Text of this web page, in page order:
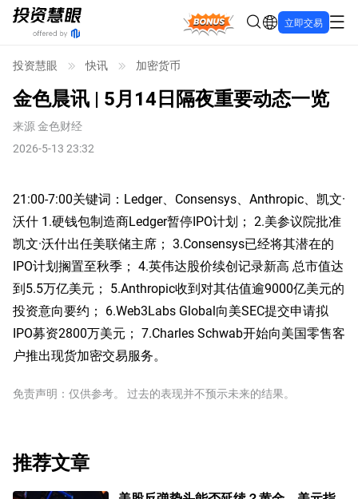
Bonus 立即交易
投资慧眼 快讯 加密货币
金色晨讯 | 5月14日隔夜重要动态一览
来源金色财经
2026-5-13 23:32
21:00-7:00关键词：Ledger、Consensys、Anthropic、凯文·
沃什 1.硬钱包制造商Ledger暂停IPO计划； 2.美参议院批准
凯文·沃什出任美联储主席； 3.Consensys已经将其潜在的
IPO计划搁置至秋季； 4.英伟达股价续创记录新高 总市值达
到5.5万亿美元； 5.Anthropic收到对其估值逾9000亿美元的
投资意向要约； 6.Web3Labs Global向美SEC提交申请拟
IPO募资2800万美元； 7.Charles Schwab开始向美国零售客
户推出现货加密交易服务。
免责声明：仅供参考。 过去的表现并不预示未来的结果。
推荐文章